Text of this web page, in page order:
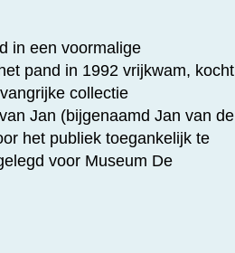
in een voormalige
pand in 1992 vrijkwam, kocht
collectie
Jan (bijgenaamd Jan van de
het publiek toegankelijk te
voor Museum De